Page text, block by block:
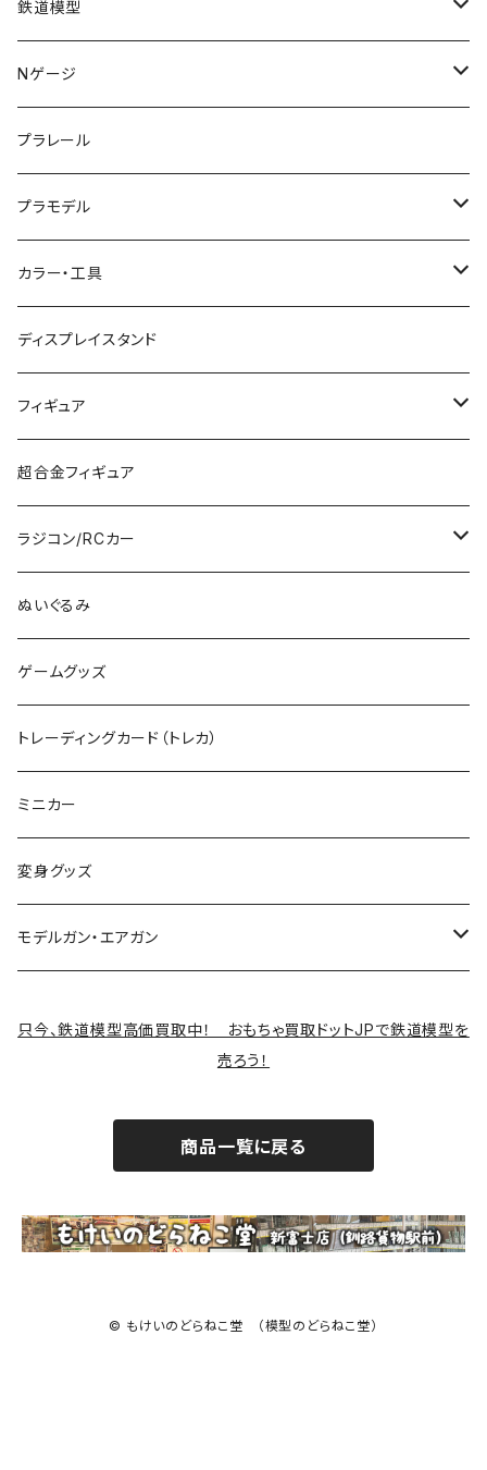
鉄道模型
KATO (N)
TOMIX (N)
マイクロエース (N)
グリーンマックス (N)
その他メーカー (N)
KATO (HO)
TOMIX (HO)
その他のHOゲージ
Zゲージ
カタログ
TOMIX (N)
制御機器
Nゲージ
車両
入門セット
レール
ストラクチャー
プラレール
プラモデル
ガンプラ
PG
デカール
カーモデル（車プラモ）
バイクプラモ
30MS
ミリタリープラモ
ポケモン
その他のロボット
その他のキャラクター
カラー・工具
工具（ツール）
塗料
筆
ディスプレイスタンド
フィギュア
ガンダム
超合金フィギュア
ラジコン/RCカー
タミヤRC
RCパーツ
ぬいぐるみ
ゲームグッズ
トレーディングカード（トレカ）
ミニカー
変身グッズ
モデルガン・エアガン
只今、鉄道模型高価買取中！ おもちゃ買取ドットJPで鉄道模型を
売ろう！
商品一覧に戻る
© もけいのどらねこ堂 （模型のどらねこ堂）